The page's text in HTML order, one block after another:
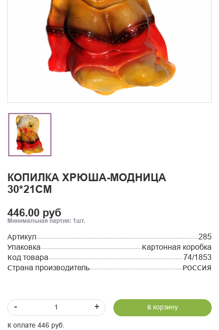
КОПИЛКА ХРЮША-МОДНИЦА
30*21СМ
446.00 руб
Минимальная партия: 1шт.
Артикул
285
Упаковка
Картонная коробка
Код товара
74/1853
Страна производитель
РОССИЯ
- + В корзину
К оплате 446 руб.